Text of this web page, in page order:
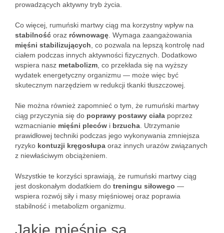
prowadzących aktywny tryb życia.
Co więcej, rumuński martwy ciąg ma korzystny wpływ na
stabilność oraz równowagę . Wymaga zaangażowania
mięśni stabilizujących , co pozwala na lepszą kontrolę nad
ciałem podczas innych aktywności fizycznych. Dodatkowo
wspiera nasz metabolizm , co przekłada się na wyższy
wydatek energetyczny organizmu — może więc być
skutecznym narzędziem w redukcji tkanki tłuszczowej.
Nie można również zapomnieć o tym, że rumuński martwy
ciąg przyczynia się do poprawy postawy ciała poprzez
wzmacnianie mięśni pleców i brzucha . Utrzymanie
prawidłowej techniki podczas jego wykonywania zmniejsza
ryzyko kontuzji kręgosłupa oraz innych urazów związanych
z niewłaściwym obciążeniem.
Wszystkie te korzyści sprawiają, że rumuński martwy ciąg
jest doskonałym dodatkiem do treningu siłowego —
wspiera rozwój siły i masy mięśniowej oraz poprawia
stabilność i metabolizm organizmu.